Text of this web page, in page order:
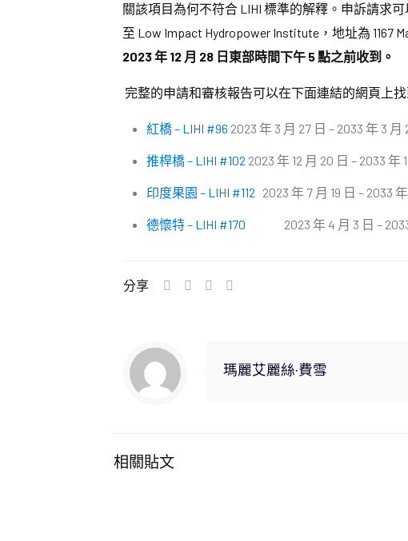
關該項目為何不符合 LIHI 標準的解釋。申訴請求
至 Low Impact Hydropower Institute，地址為 1167
2023 年 12 月 28 日東部時間下午 5 點之前收到。
完整的申請和審核報告可以在下面連結的網頁上
紅橋 – LIHI #96 2023 年 3 月 27 日 – 2033 年 3 月
推桿橋 – LIHI #102 2023 年 12 月 20 日 – 2033 年
印度果園 – LIHI #112 2023 年 7 月 19 日 – 2033
德懷特 – LIHI #170 2023 年 4 月 3 日 – 2033
分享
瑪麗艾麗絲·費雪
相關貼文